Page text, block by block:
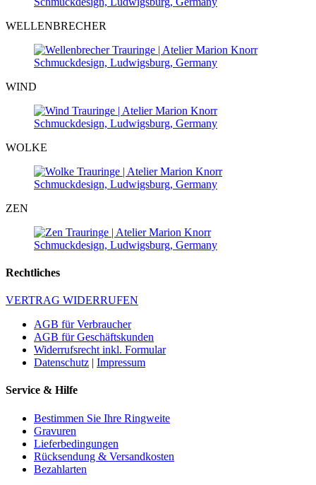
WELLENBRECHER
WIND
WOLKE
ZEN
Rechtliches
VERTRAG WIDERRUFEN
AGB für Verbraucher
AGB für Geschäftskunden
Widerrufsrecht inkl. Formular
Datenschutz | Impressum
Service & Hilfe
Bestimmen Sie Ihre Ringweite
Gravuren
Lieferbedingungen
Rücksendung & Versandkosten
Bezahlarten